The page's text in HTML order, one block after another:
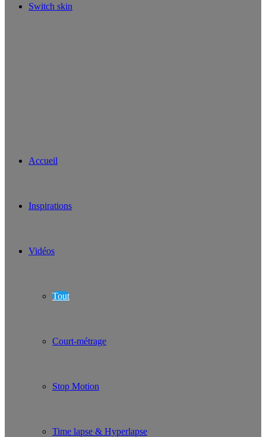
Switch skin
Accueil
Inspirations
Vidéos
Tout
Court-métrage
Stop Motion
Time lapse & Hyperlapse